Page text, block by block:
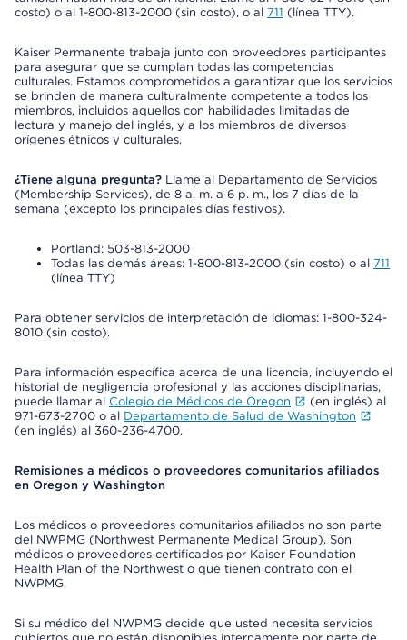
costo) o al 1-800-813-2000 (sin costo), o al 711 (línea TTY).
Kaiser Permanente trabaja junto con proveedores participantes
para asegurar que se cumplan todas las competencias
culturales. Estamos comprometidos a garantizar que los servicios
se brinden de manera culturalmente competente a todos los
miembros, incluidos aquellos con habilidades limitadas de
lectura y manejo del inglés, y a los miembros de diversos
orígenes étnicos y culturales.
¿Tiene alguna pregunta? Llame al Departamento de Servicios
(Membership Services), de 8 a. m. a 6 p. m., los 7 días de la
semana (excepto los principales días festivos).
Portland: 503-813-2000
Todas las demás áreas: 1-800-813-2000 (sin costo) o al 711
(línea TTY)
Para obtener servicios de interpretación de idiomas: 1-800-324-
8010 (sin costo).
Para información específica acerca de una licencia, incluyendo el
historial de negligencia profesional y las acciones disciplinarias,
puede llamar al Colegio de Médicos de Oregon
(en inglés) al
971-673-2700 o al Departamento de Salud de Washington
(en inglés) al 360-236-4700.
Remisiones a médicos o proveedores comunitarios afiliados
en Oregon y Washington
Los médicos o proveedores comunitarios afiliados no son parte
del NWPMG (Northwest Permanente Medical Group). Son
médicos o proveedores certificados por Kaiser Foundation
Health Plan of the Northwest o que tienen contrato con el
NWPMG.
Si su médico del NWPMG decide que usted necesita servicios